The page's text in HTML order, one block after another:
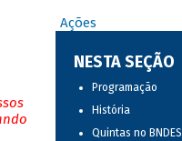
Ações
NESTA SEÇÃO
Programação
História
Quintas no BNDES